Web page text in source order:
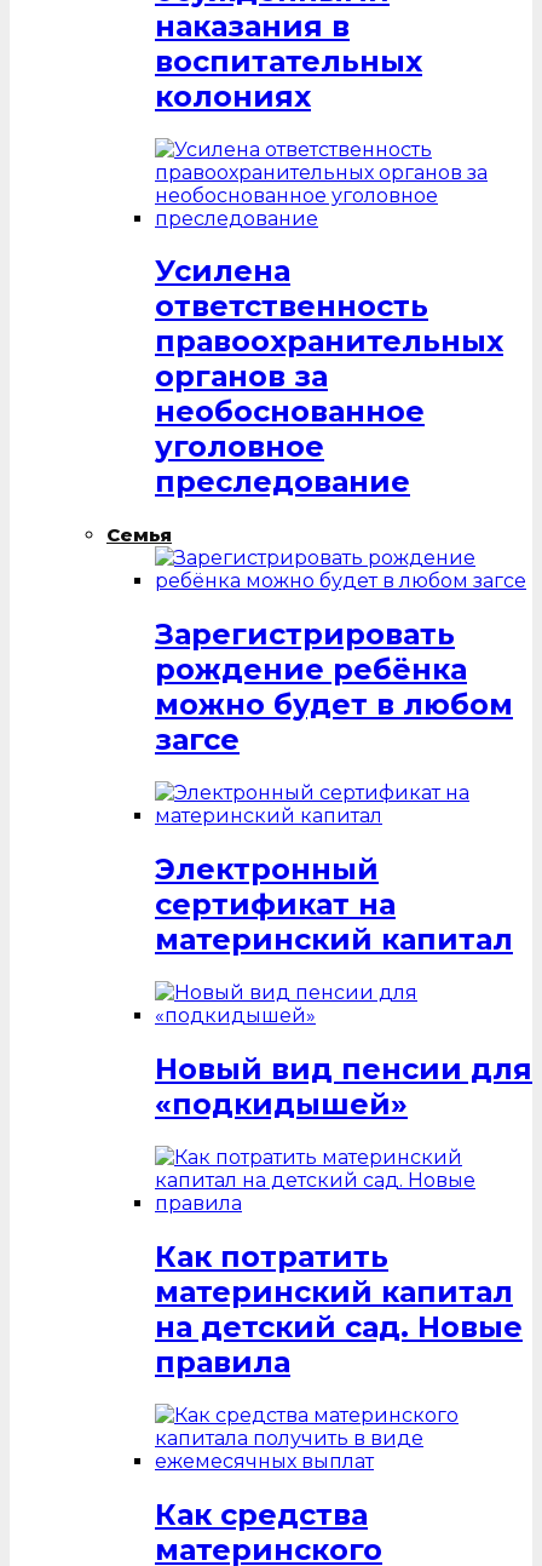
наказания в
воспитательных
колониях
Усилена
ответственность
правоохранительных
органов за
необоснованное
уголовное
преследование
Семья
Зарегистрировать
рождение ребёнка
можно будет в любом
загсе
Электронный
сертификат на
материнский капитал
Новый вид пенсии для
«подкидышей»
Как потратить
материнский капитал
на детский сад. Новые
правила
Как средства
материнского